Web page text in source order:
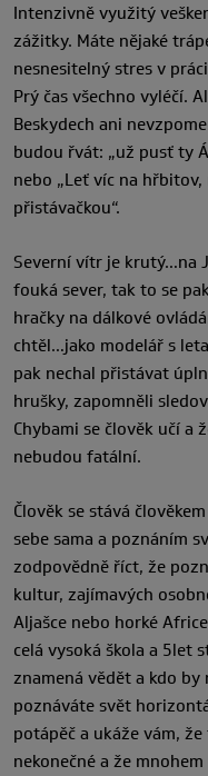
Intenzivně využitý
zážitky. Máte nějaké
nesnesitelný stres v
Prý čas všechno vyléčí.
Beskydech ani
budou řvát: „už pusť ty
nebo „Leť víc na
přistávačkou“.
Severní vítr je krutý…na
fouká sever, tak to se
hračky na dálkové
chtěl…jako modelář s
pak nechal přistávat
hrušky, zapomněli
Chybami se člověk učí a
nebudou fatální.
Člověk se stává
sebe sama a poznáním
zodpovědně říct, že
kultur, zajímavých
Aljašce nebo horké
celá vysoká škola a 5let
znamená vědět a kdo
poznáváte svět
potápěč a ukáže vám,
nekonečné a že